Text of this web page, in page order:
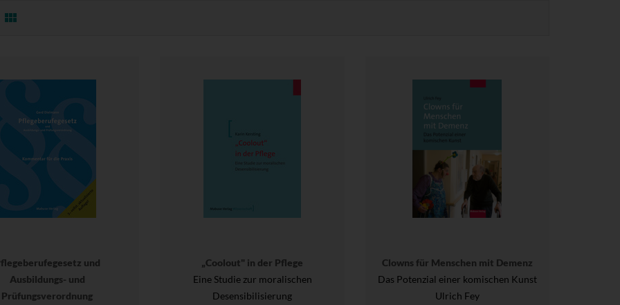
und
Ausbildungs- und
Prüfungsverordnung
„Coolout" in der Pflege
Eine Studie zur moralischen
Desensibilisierung
Clowns für Menschen mit Demenz
Das Potenzial einer komischen Kunst
Ulrich Fey